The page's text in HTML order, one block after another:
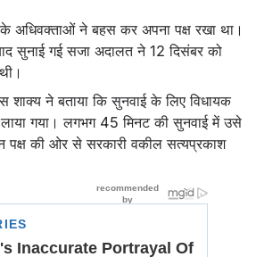
के अधिवक्ताओं ने बहस कर अपना पक्ष रखा था।
सुनाई गई सजा अदालत ने 12 दिसंबर को
शाक्य ने बताया कि सुनवाई के लिए विधायक
गया। लगभग 45 मिनट की सुनवाई में उसे
पक्ष की ओर से सरकारी वकील सत्यप्रकाश